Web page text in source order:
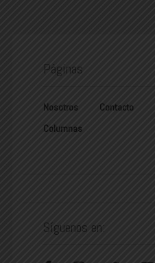
Páginas
Nosotros Contacto
Columnas
Síguenos en: